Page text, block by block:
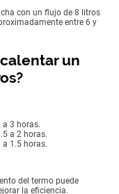
con un flujo de 8 litros
entre 6 y
un
a 3 horas.
a 2 horas.
1.5 horas.
del termo puede
la eficiencia.